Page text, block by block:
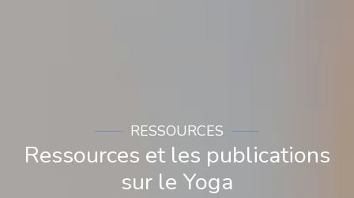
RESSOURCES
Ressources et les publications
sur le Yoga​